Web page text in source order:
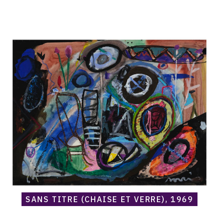
Norris
Embry,
Sans
titre
(Chaise
verre),
1969
SANS TITRE (CHAISE ET VERRE), 1969